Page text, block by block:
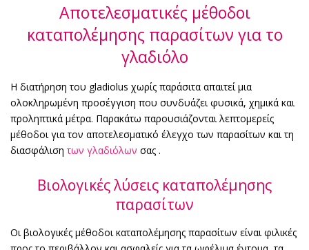
Αποτελεσματικές μέθοδοι
καταπολέμησης παρασίτων για το
γλαδιόλο
Η διατήρηση του gladiolus χωρίς παράσιτα απαιτεί μια
ολοκληρωμένη προσέγγιση που συνδυάζει φυσικά, χημικά και
προληπτικά μέτρα. Παρακάτω παρουσιάζονται λεπτομερείς
μέθοδοι για τον αποτελεσματικό έλεγχο των παρασίτων και τη
διασφάλισητων γλαδιόλων σας .
Βιολογικές λύσεις καταπολέμησης
παρασίτων
Οι βιολογικές μέθοδοι καταπολέμησης παρασίτων είναι φιλικές